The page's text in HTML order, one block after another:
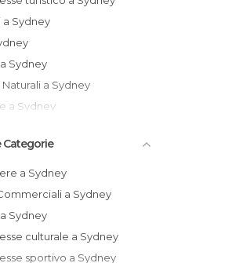
a Sydney
a Sydney
Naturali a Sydney
a Sydney
Categorie
a Sydney
Commerciali a Sydney
a Sydney
culturale a Sydney
sportivo a Sydney